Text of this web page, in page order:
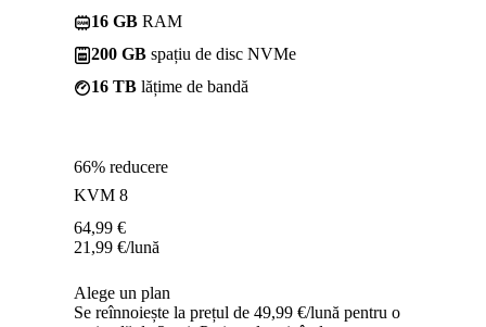
16 GB RAM
200 GB spațiu de disc NVMe
16 TB lățime de bandă
66% reducere
KVM 8
64,99 €
21,99 €/lună
Alege un plan
Se reînnoiește la prețul de 49,99 €/lună pentru o